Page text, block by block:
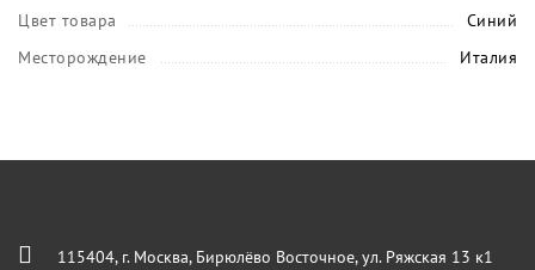
Цвет товара
Синий
Месторождение
Италия
115404, г. Москва, Бирюлёво Восточное, ул. Ряжская 13 к1